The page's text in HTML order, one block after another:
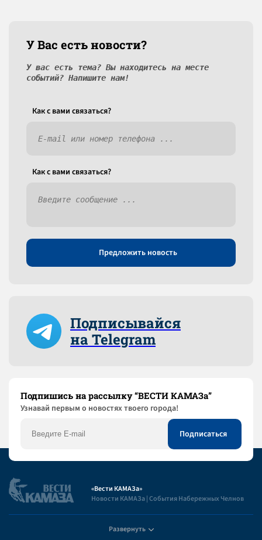
У Вас есть новости?
У вас есть тема? Вы находитесь на месте
событий? Напишите нам!
Как c вами связаться?
Как c вами связаться?
Предложить новость
Подписывайся
на Telegram
Подпишись на рассылку “ВЕСТИ КАМАЗа”
Узнaвай первым о новостях твоего города!
«Вести КАМАЗа»
Новости КАМАЗа | События Набережных Челнов
Развернуть